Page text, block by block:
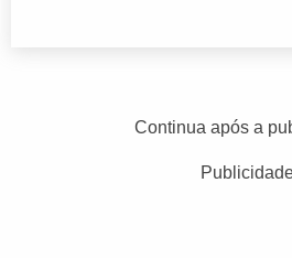
Continua após a